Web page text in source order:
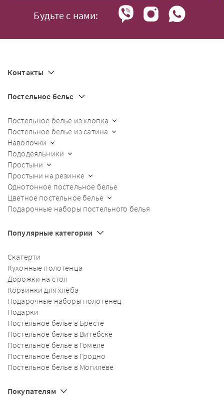
Будьте с нами:
Контакты
Постельное белье
Постельное белье из хлопка
Постельное белье из сатина
Наволочки
Пододеяльники
Простыни
Простыни на резинке
Однотонное постельное белье
Цветное постельное белье
Подарочные наборы постельного белья
Популярные категории
Скатерти
Кухонные полотенца
Дорожки на стол
Корзинки для хлеба
Подарочные наборы полотенец
Подарки
Постельное белье в Бресте
Постельное белье в Витебске
Постельное белье в Гомеле
Постельное белье в Гродно
Постельное белье в Могилеве
Покупателям